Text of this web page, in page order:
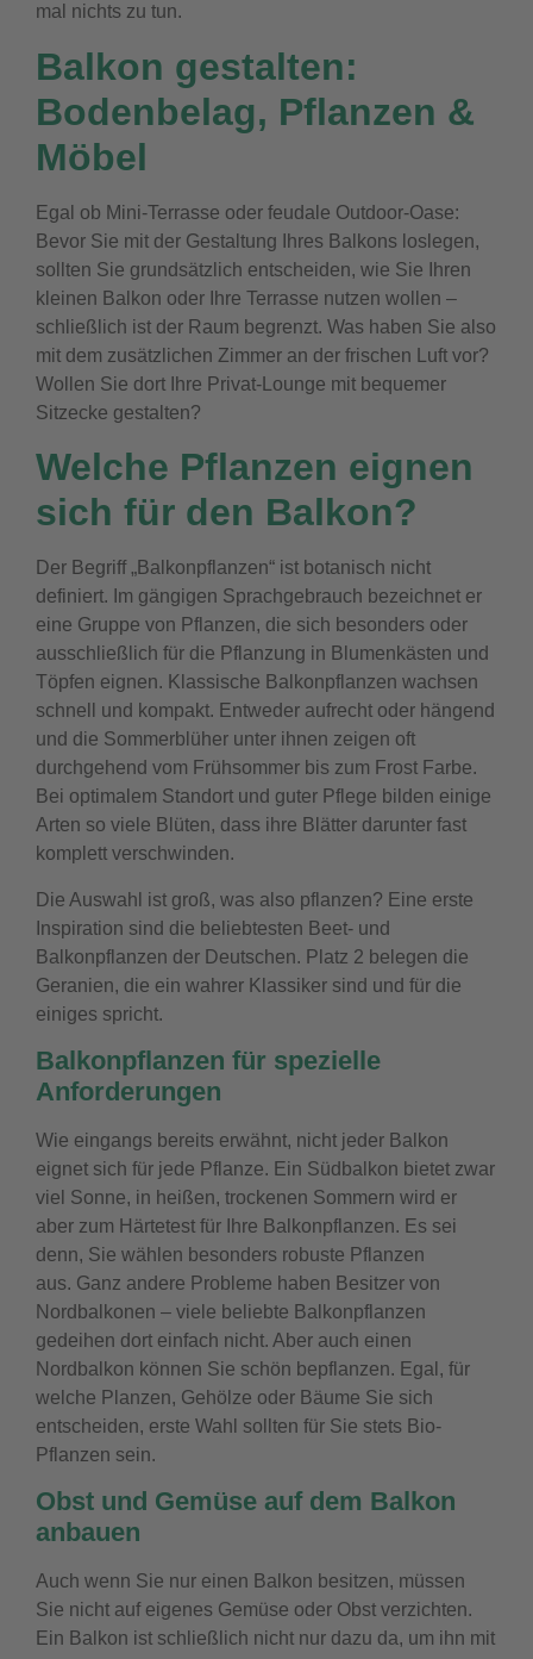
mal nichts zu tun.
Balkon gestalten:
Bodenbelag, Pflanzen &
Möbel
Egal ob Mini-Terrasse oder feudale Outdoor-Oase:
Bevor Sie mit der Gestaltung Ihres Balkons loslegen,
sollten Sie grundsätzlich entscheiden, wie Sie Ihren
kleinen Balkon oder Ihre Terrasse nutzen wollen –
schließlich ist der Raum begrenzt. Was haben Sie also
mit dem zusätzlichen Zimmer an der frischen Luft vor?
Wollen Sie dort Ihre Privat-Lounge mit bequemer
Sitzecke gestalten?
Welche Pflanzen eignen
sich für den Balkon?
Der Begriff „Balkonpflanzen“ ist botanisch nicht
definiert. Im gängigen Sprachgebrauch bezeichnet er
eine Gruppe von Pflanzen, die sich besonders oder
ausschließlich für die Pflanzung in Blumenkästen und
Töpfen eignen. Klassische Balkonpflanzen wachsen
schnell und kompakt. Entweder aufrecht oder hängend
und die Sommerblüher unter ihnen zeigen oft
durchgehend vom Frühsommer bis zum Frost Farbe.
Bei optimalem Standort und guter Pflege bilden einige
Arten so viele Blüten, dass ihre Blätter darunter fast
komplett verschwinden.
Die Auswahl ist groß, was also pflanzen? Eine erste
Inspiration sind die beliebtesten Beet- und
Balkonpflanzen der Deutschen. Platz 2 belegen die
Geranien, die ein wahrer Klassiker sind und für die
einiges spricht.
Balkonpflanzen für spezielle
Anforderungen
Wie eingangs bereits erwähnt, nicht jeder Balkon
eignet sich für jede Pflanze. Ein Südbalkon bietet zwar
viel Sonne, in heißen, trockenen Sommern wird er
aber zum Härtetest für Ihre Balkonpflanzen. Es sei
denn, Sie wählen besonders robuste Pflanzen
aus. Ganz andere Probleme haben Besitzer von
Nordbalkonen – viele beliebte Balkonpflanzen
gedeihen dort einfach nicht. Aber auch einen
Nordbalkon können Sie schön bepflanzen. Egal, für
welche Planzen, Gehölze oder Bäume Sie sich
entscheiden, erste Wahl sollten für Sie stets Bio-
Pflanzen sein.
Obst und Gemüse auf dem Balkon
anbauen
Auch wenn Sie nur einen Balkon besitzen, müssen
Sie nicht auf eigenes Gemüse oder Obst verzichten.
Ein Balkon ist schließlich nicht nur dazu da, um ihn mit